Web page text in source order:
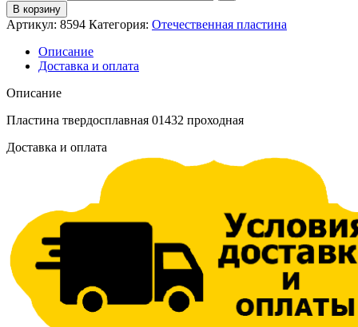
В корзину
Артикул: 8594 Категория: Отечественная пластина
Описание
Доставка и оплата
Описание
Пластина твердосплавная 01432 проходная
Доставка и оплата